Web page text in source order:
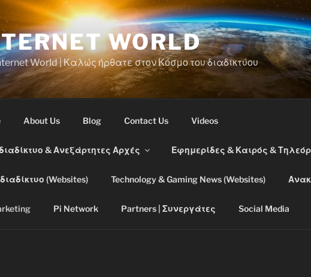
WORLD
World | Καλώς ήρθατε στον Κόσμο του διαδικτύου
About Us Blog Contact Us Videos
& Ανεξάρτητες Αρχές Εφημερίδες & Καιρός &
(Websites) Technology & Gaming News (Websites)
Pi Network Partners | Συνεργάτες Social Media